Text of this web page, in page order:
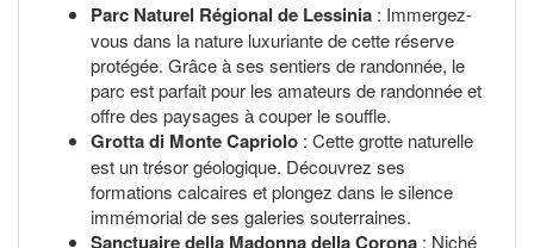
Parc Naturel Régional de Lessinia : Immergez-
vous dans la nature luxuriante de cette réserve
protégée. Grâce à ses sentiers de randonnée, le
parc est parfait pour les amateurs de randonnée et
offre des paysages à couper le souffle.
Grotta di Monte Capriolo : Cette grotte naturelle
est un trésor géologique. Découvrez ses
formations calcaires et plongez dans le silence
immémorial de ses galeries souterraines.
Sanctuaire della Madonna della Corona : Niché